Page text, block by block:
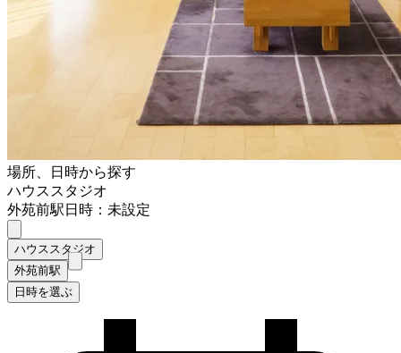
場所、日時から探す
ハウススタジオ
外苑前駅日時：未設定
ハウススタジオ
外苑前駅
日時を選ぶ